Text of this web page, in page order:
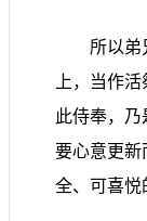
所以弟
上，当作
此侍奉，
要心意更新
全、可喜悦